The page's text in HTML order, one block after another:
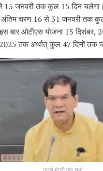
15 जनवरी तक कुल 15 दिन
अंतिम चरण 16 से 31 जनवरी तक
बार ओटीएस योजना 15 दिसंबर,
तक अर्थात् कुल 47 दिनों तक